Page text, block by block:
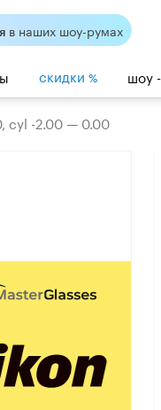
в наших шоу-румах
скидки % шоу
cyl -2.00 — 0.00